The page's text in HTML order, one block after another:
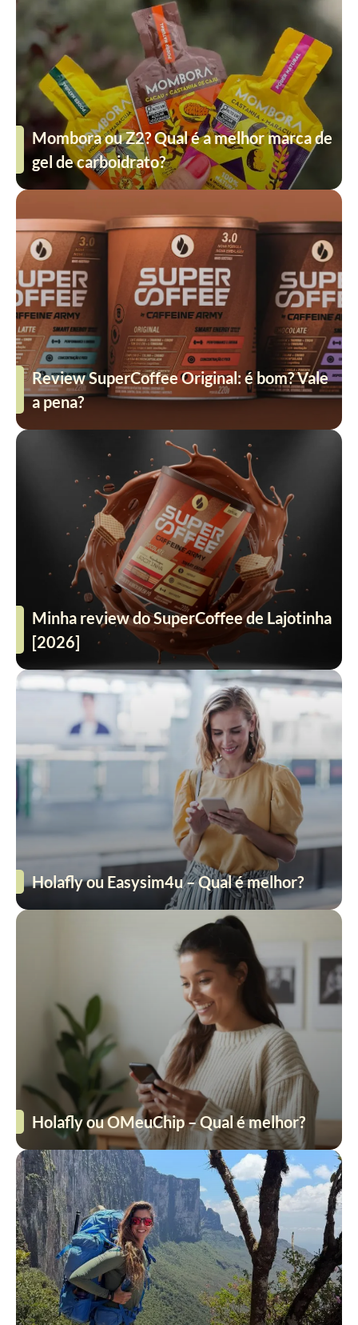
Mombora ou Z2? Qual é a melhor marca de
gel de carboidrato?
Review SuperCoffee Original: é bom? Vale
a pena?
Minha review do SuperCoffee de Lajotinha
[2026]
Holafly ou Easysim4u – Qual é melhor?
Holafly ou OMeuChip – Qual é melhor?